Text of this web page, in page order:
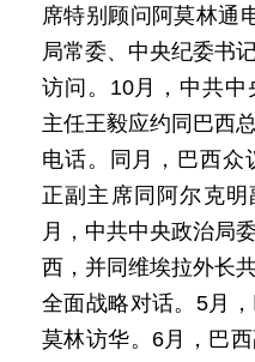
席特别顾问阿莫林通
局常委、中央纪委书
访问。10月，中共
主任王毅应约同巴西
电话。同月，巴西众
正副主席同阿尔克
月，中共中央政治局
西，并同维埃拉外长
全面战略对话。5月
莫林访华。6月，巴